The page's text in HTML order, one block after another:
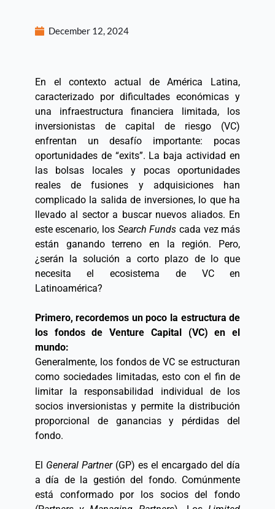
December 12, 2024
En el contexto actual de América Latina,
caracterizado por dificultades económicas y
una infraestructura financiera limitada, los
inversionistas de capital de riesgo (VC)
enfrentan un desafío importante: pocas
oportunidades de “exits”. La baja actividad en
las bolsas locales y pocas oportunidades
reales de fusiones y adquisiciones han
complicado la salida de inversiones, lo que ha
llevado al sector a buscar nuevos aliados. En
este escenario, los Search Funds cada vez más
están ganando terreno en la región. Pero,
¿serán la solución a corto plazo de lo que
necesita el ecosistema de VC en
Latinoamérica?
Primero, recordemos un poco la estructura de
los fondos de Venture Capital (VC) en el
mundo:
Generalmente, los fondos de VC se estructuran
como sociedades limitadas, esto con el fin de
limitar la responsabilidad individual de los
socios inversionistas y permite la distribución
proporcional de ganancias y pérdidas del
fondo.
El General Partner (GP) es el encargado del día
a día de la gestión del fondo. Comúnmente
está conformado por los socios del fondo